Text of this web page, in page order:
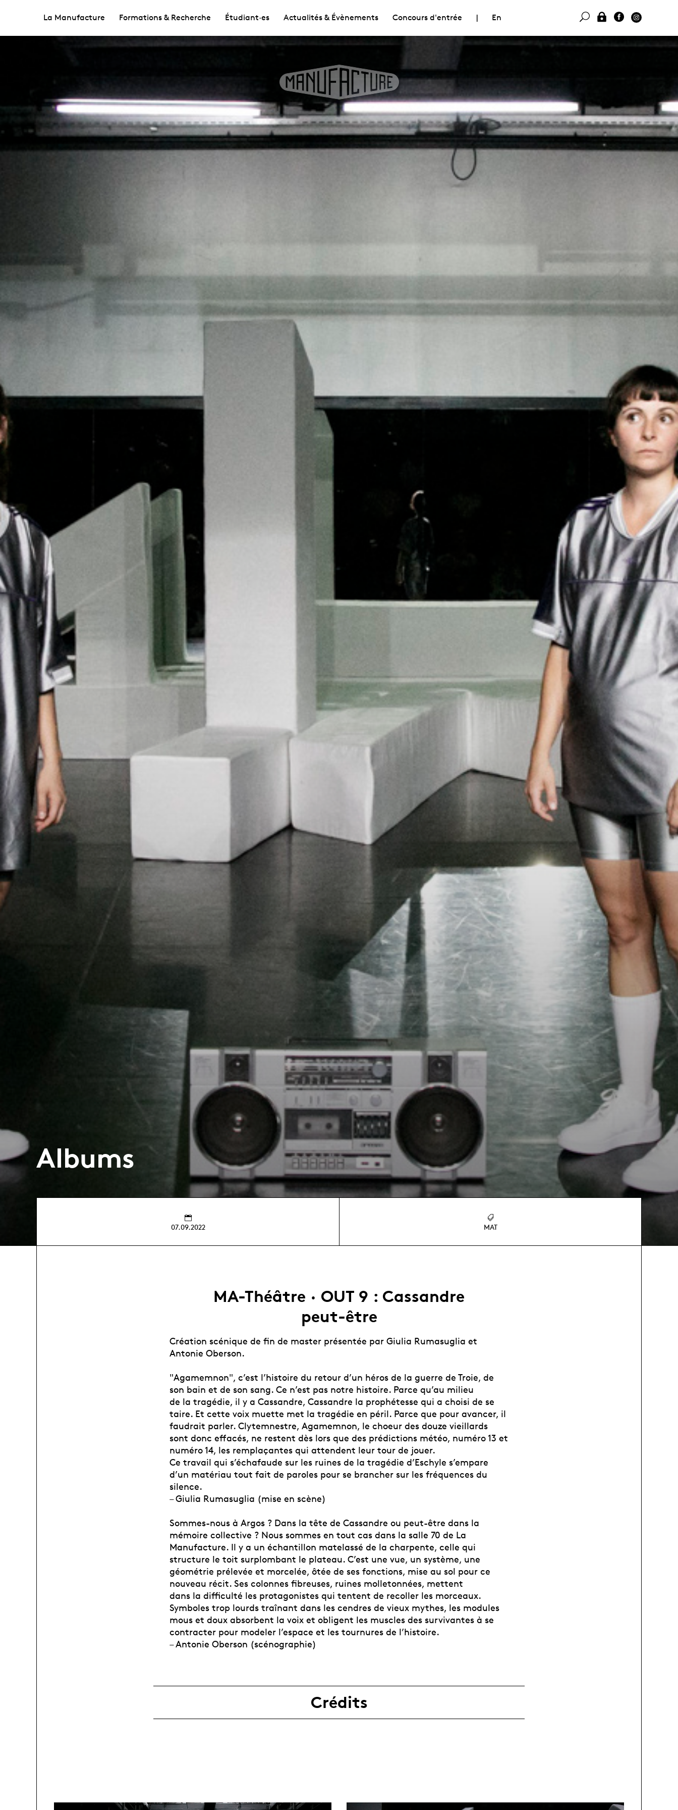
La Manufacture Formations & Recherche Étudiant·es Actualités & Évènements Concours d'entrée | En
Albums
07.09.2022 MAT
MA-Théâtre · OUT 9 : Cassandre
peut-être
Création scénique de fin de master présentée par Giulia Rumasuglia et
Antonie Oberson.
"Agamemnon", c’est l’histoire du retour d’un héros de la guerre de Troie, de
son bain et de son sang. Ce n’est pas notre histoire. Parce qu’au milieu
de la tragédie, il y a Cassandre, Cassandre la prophétesse qui a choisi de se
taire. Et cette voix muette met la tragédie en péril. Parce que pour avancer, il
faudrait parler. Clytemnestre, Agamemnon, le choeur des douze vieillards
sont donc effacés, ne restent dès lors que des prédictions météo, numéro 13 et
numéro 14, les remplaçantes qui attendent leur tour de jouer.
Ce travail qui s’échafaude sur les ruines de la tragédie d’Eschyle s’empare
d’un matériau tout fait de paroles pour se brancher sur les fréquences du
silence.
– Giulia Rumasuglia (mise en scène)
Sommes-nous à Argos ? Dans la tête de Cassandre ou peut-être dans la
mémoire collective ? Nous sommes en tout cas dans la salle 70 de La
Manufacture. Il y a un échantillon matelassé de la charpente, celle qui
structure le toit surplombant le plateau. C’est une vue, un système, une
géométrie prélevée et morcelée, ôtée de ses fonctions, mise au sol pour ce
nouveau récit. Ses colonnes fibreuses, ruines molletonnées, mettent
dans la difficulté les protagonistes qui tentent de recoller les morceaux.
Symboles trop lourds traînant dans les cendres de vieux mythes, les modules
mous et doux absorbent la voix et obligent les muscles des survivantes à se
contracter pour modeler l’espace et les tournures de l’histoire.
– Antonie Oberson (scénographie)
Crédits